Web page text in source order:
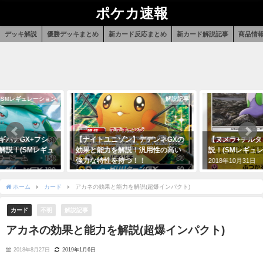
ポケカ速報
デッキ解説 優勝デッキまとめ 新カード反応まとめ 新カード解説記事 商品情
SMレギュレーション
バナGX+フシ
説！(SMレギュ
解説記事
【ナイトユニゾン】デデンネGXの
効果と能力を解説！汎用性の高い
強力な特性を持つ！！
2019年1月4日
【ヌメラ+チル
説！(SMレギュ
2018年10月31日
ホーム カード アカネの効果と能力を解説(超爆インパクト)
カード 不明 解説記事
アカネの効果と能力を解説(超爆インパクト)
2018年8月27日 2019年1月6日